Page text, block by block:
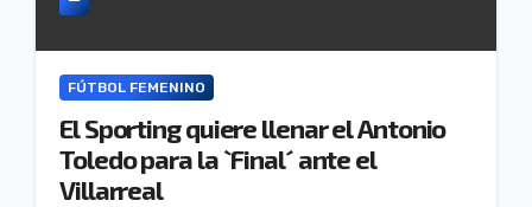
FÚTBOL FEMENINO
El Sporting quiere llenar el Antonio
Toledo para la `Final´ ante el
Villarreal